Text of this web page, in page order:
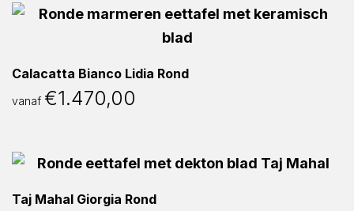
Calacatta Bianco Lidia Rond
vanaf €1.470,00
Taj Mahal Giorgia Rond